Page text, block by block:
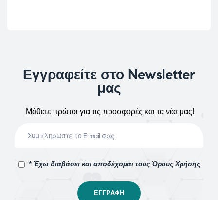
Εγγραφείτε στο Newsletter
μας
Μάθετε πρώτοι για τις προσφορές και τα νέα μας!
* Έχω διαβάσει και αποδέχομαι τους Όρους Χρήσης